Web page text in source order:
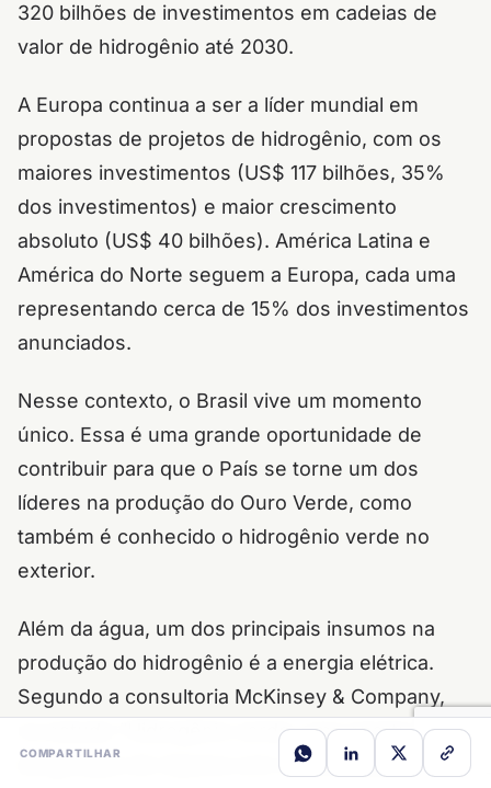
320 bilhões de investimentos em cadeias de
valor de hidrogênio até 2030.
A Europa continua a ser a líder mundial em
propostas de projetos de hidrogênio, com os
maiores investimentos (US$ 117 bilhões, 35%
dos investimentos) e maior crescimento
absoluto (US$ 40 bilhões). América Latina e
América do Norte seguem a Europa, cada uma
representando cerca de 15% dos investimentos
anunciados.
Nesse contexto, o Brasil vive um momento
único. Essa é uma grande oportunidade de
contribuir para que o País se torne um dos
líderes na produção do Ouro Verde, como
também é conhecido o hidrogênio verde no
exterior.
Além da água, um dos principais insumos na
produção do hidrogênio é a energia elétrica.
Segundo a consultoria McKinsey & Company,
no estudo “Hidrogênio verde: uma oportunidade
de geração de riqueza com sustentabilidade,
COMPARTILHAR